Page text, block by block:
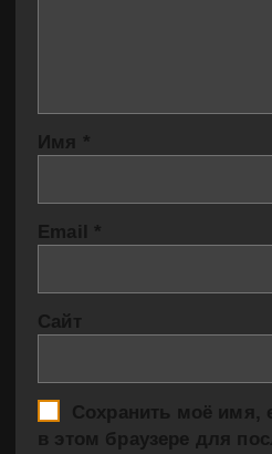
Имя *
Email *
Сайт
Сохранить моё имя,
в этом браузере для